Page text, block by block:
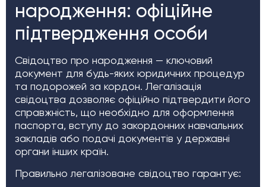
народження: офіційне
підтвердження особи
Свідоцтво про народження — ключовий
документ для будь-яких юридичних процедур
та подорожей за кордон. Легалізація
свідоцтва дозволяє офіційно підтвердити його
справжність, що необхідно для оформлення
паспорта, вступу до закордонних навчальних
закладів або подачі документів у державні
органи інших країн.
Правильно легалізоване свідоцтво гарантує: